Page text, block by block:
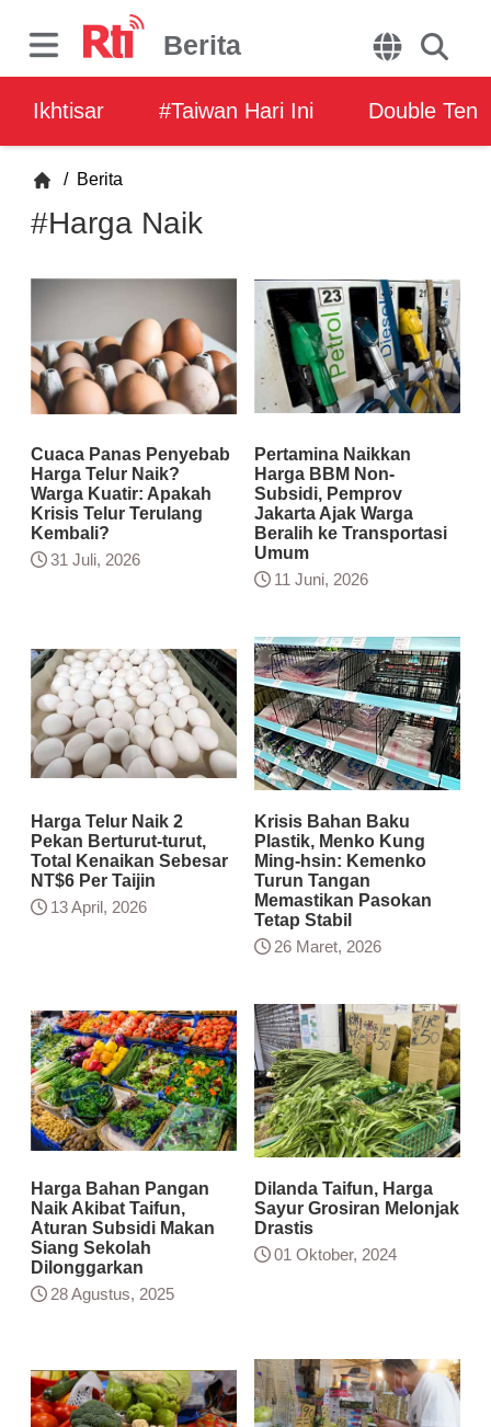
Berita
Ikhtisar #Taiwan Hari Ini Double Ten
/ Berita
#Harga Naik
Cuaca Panas Penyebab
Harga Telur Naik?
Warga Kuatir: Apakah
Krisis Telur Terulang
Kembali?
31 Juli, 2026
Pertamina Naikkan
Harga BBM Non-
Subsidi, Pemprov
Jakarta Ajak Warga
Beralih ke Transportasi
Umum
11 Juni, 2026
Harga Telur Naik 2
Pekan Berturut-turut,
Total Kenaikan Sebesar
NT$6 Per Taijin
13 April, 2026
Krisis Bahan Baku
Plastik, Menko Kung
Ming-hsin: Kemenko
Turun Tangan
Memastikan Pasokan
Tetap Stabil
26 Maret, 2026
Harga Bahan Pangan
Naik Akibat Taifun,
Aturan Subsidi Makan
Siang Sekolah
Dilonggarkan
28 Agustus, 2025
Dilanda Taifun, Harga
Sayur Grosiran Melonjak
Drastis
01 Oktober, 2024